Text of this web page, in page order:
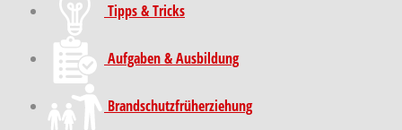
Tipps & Tricks
Aufgaben & Ausbildung
Brand­schutz­früh­erziehung